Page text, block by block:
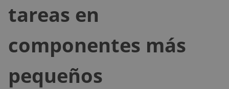
tareas en
componentes más
pequeños